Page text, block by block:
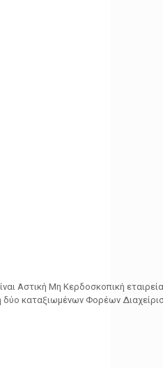
Αστική Μη Κερδοσκοπική
δύο καταξιωμένων Φορέων